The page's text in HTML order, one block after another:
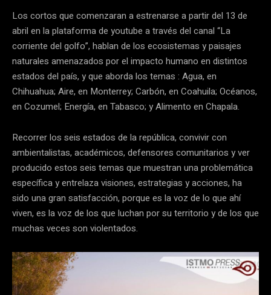
Los cortos que comenzaran a estrenarse a partir del 13 de
abril en la plataforma de youtube a través del canal “La
corriente del golfo”, hablan de los ecosistemas y paisajes
naturales amenazados por el impacto humano en distintos
estados del país, y que aborda los temas : Agua, en
Chihuahua; Aire, en Monterrey; Carbón, en Coahuila; Océanos,
en Cozumel; Energía, en Tabasco; y Alimento en Chapala.
Recorrer los seis estados de la república, convivir con
ambientalistas, académicos, defensores comunitarios y ver
producido estos seis temas que muestran una problemática
específica y entrelaza visiones, estrategias y acciones, ha
sido una gran satisfacción, porque es la voz de lo que ahí
viven, es la voz de los que luchan por su territorio y de los que
muchas veces son violentados.